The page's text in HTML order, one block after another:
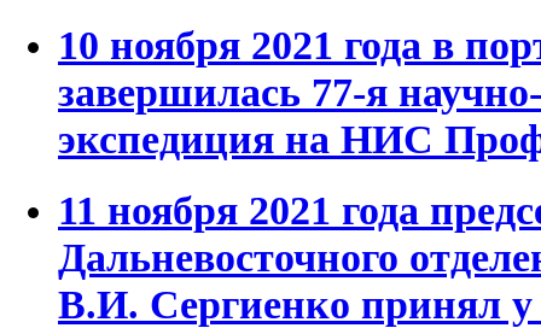
10 ноября 2021 года в
завершилась 77-я
экспедиция на НИС
11 ноября 2021 года
Дальневосточного
В.И. Сергиенко принял у